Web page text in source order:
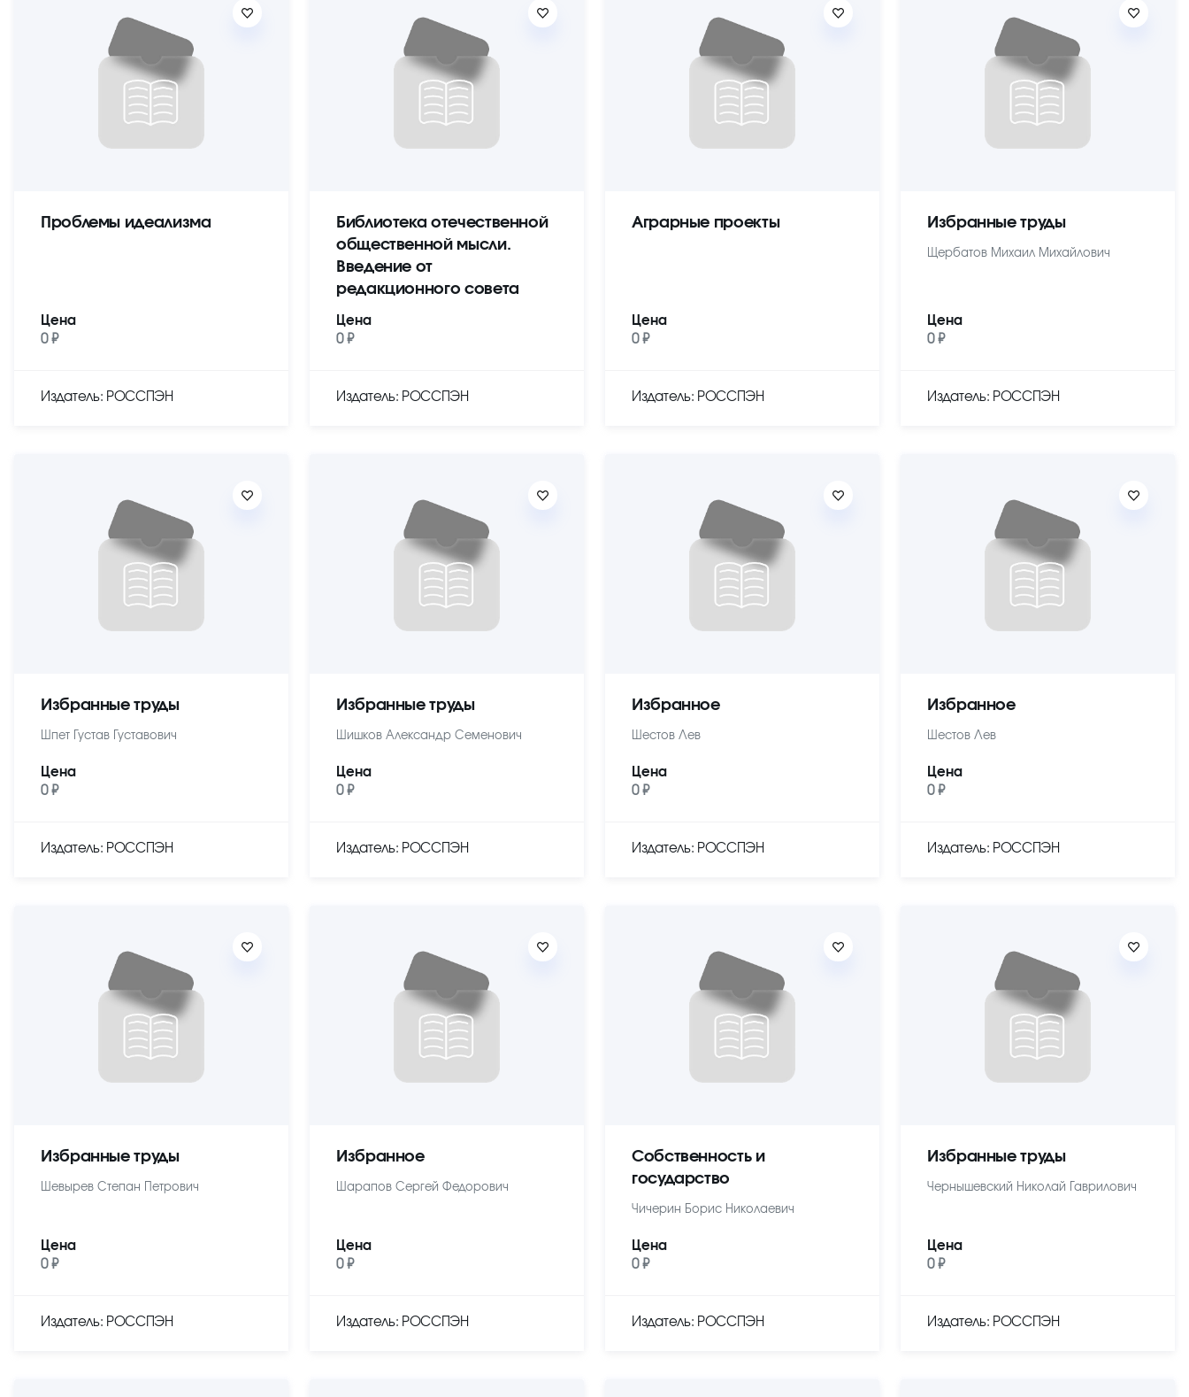
Проблемы идеализма
Цена
0 ₽
Издатель: РОССПЭН
Библиотека отечественной
общественной мысли.
Введение от
редакционного совета
Цена
0 ₽
Издатель: РОССПЭН
Аграрные проекты
Цена
0 ₽
Издатель: РОССПЭН
Избранные труды
Щербатов Михаил Михайлович
Цена
0 ₽
Издатель: РОССПЭН
Избранные труды
Шпет Густав Густавович
Цена
0 ₽
Издатель: РОССПЭН
Избранные труды
Шишков Александр Семенович
Цена
0 ₽
Издатель: РОССПЭН
Избранное
Шестов Лев
Цена
0 ₽
Издатель: РОССПЭН
Избранное
Шестов Лев
Цена
0 ₽
Издатель: РОССПЭН
Избранные труды
Шевырев Степан Петрович
Цена
0 ₽
Издатель: РОССПЭН
Избранное
Шарапов Сергей Федорович
Цена
0 ₽
Издатель: РОССПЭН
Собственность и
государство
Чичерин Борис Николаевич
Цена
0 ₽
Издатель: РОССПЭН
Избранные труды
Чернышевский Николай Гаврилович
Цена
0 ₽
Издатель: РОССПЭН